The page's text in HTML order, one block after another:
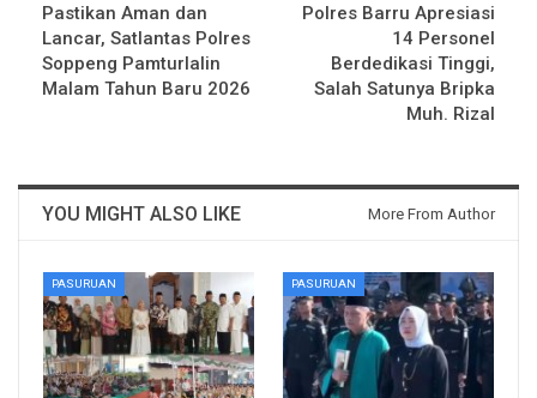
Pastikan Aman dan
Lancar, Satlantas Polres
Soppeng Pamturlalin
Malam Tahun Baru 2026
Polres Barru Apresiasi
14 Personel
Berdedikasi Tinggi,
Salah Satunya Bripka
Muh. Rizal
YOU MIGHT ALSO LIKE More From Author
PASURUAN PASURUAN